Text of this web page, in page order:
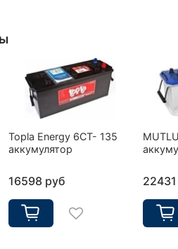
Topla Energy 6CT- 135
аккумулятор
16598 руб